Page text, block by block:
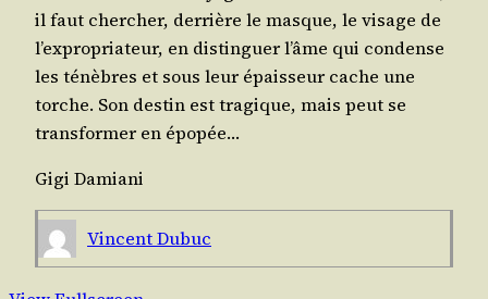
il faut cher­cher, der­rière le masque, le visage de
l’ex­pro­pria­teur, en dis­tin­guer l’âme qui condense
les ténèbres et sous leur épais­seur cache une
torche. Son des­tin est tra­gique, mais peut se
trans­for­mer en épopée…
Gigi Damia­ni
Vincent Dubuc